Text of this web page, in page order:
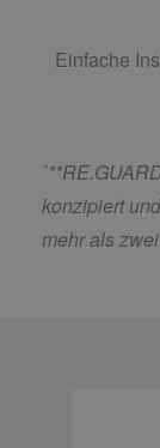
Einfache
´
konzipiert
mehr als